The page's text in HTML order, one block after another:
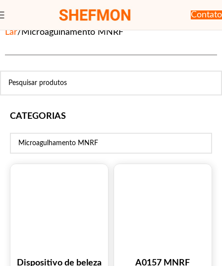
Contato
Lar Microagulhamento MNRF
CATEGORIAS
Dispositivo de beleza
A0157 MNRF